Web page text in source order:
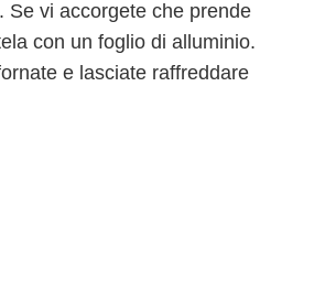
Se vi accorgete che prende
con un foglio di alluminio.
e lasciate raffreddare